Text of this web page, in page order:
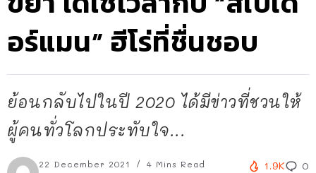
อร์แมน” ฮีโร่ที่ชื่นชอบ
ย้อนกลับไปในปี 2020 ได้มีข่าวที่ชวนให้
ผู้คนทั่วโลกประทับใจ...
22 December 2021 4 Mins Read 1.9K 0